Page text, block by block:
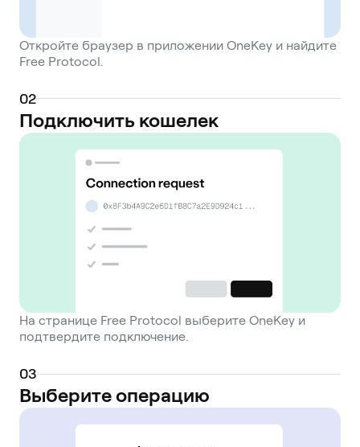
Откройте браузер в приложении OneKey и найдите
Free Protocol.
02
Подключить кошелек
На странице Free Protocol выберите OneKey и
подтвердите подключение.
03
Выберите операцию